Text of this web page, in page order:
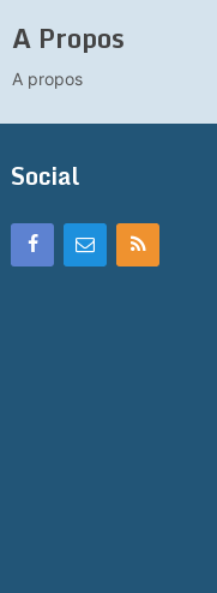
A Propos
A propos
Social